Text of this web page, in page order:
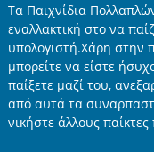
Τα Παιχνίδια
εναλλακτική στο να
υπολογιστή.Χάρη στην
μπορείτε να είστε
παίξετε μαζί του,
από αυτά τα
νικήστε άλλους